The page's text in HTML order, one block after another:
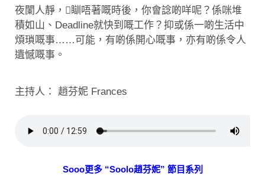
夜闌人靜，瞓唔著嘅時後，你會諗啲咩呢？係咪堆
積如山、Deadline就快到嘅工作？抑或係一啲生活中
煩瑣嘅事……可能，有啲係開心嘅事，亦有啲係令人
遺憾嘅事。
主持人： 趙芬妮 Frances
Sooo更多 “Soolo趙芬妮” 節目系列